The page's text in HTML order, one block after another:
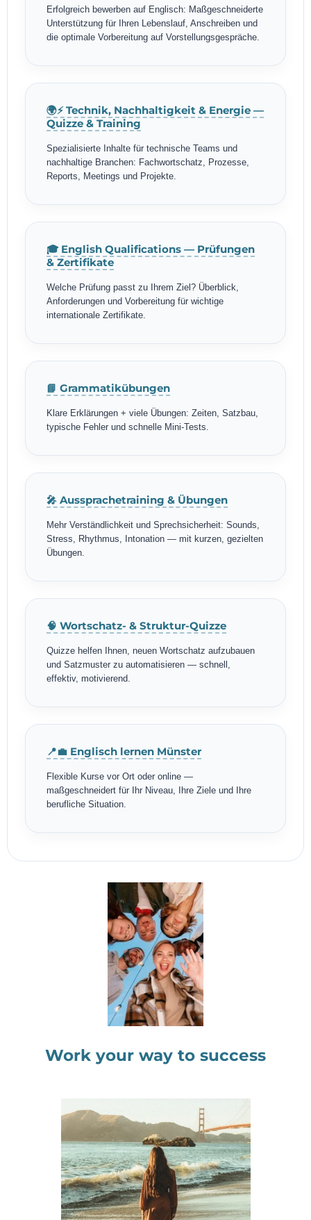
Erfolgreich bewerben auf Englisch: Maßgeschneiderte
Unterstützung für Ihren Lebenslauf, Anschreiben und
die optimale Vorbereitung auf Vorstellungsgespräche.
🌍⚡ Technik, Nachhaltigkeit & Energie —
Quizze & Training
Spezialisierte Inhalte für technische Teams und
nachhaltige Branchen: Fachwortschatz, Prozesse,
Reports, Meetings und Projekte.
🎓 English Qualifications — Prüfungen
& Zertifikate
Welche Prüfung passt zu Ihrem Ziel? Überblick,
Anforderungen und Vorbereitung für wichtige
internationale Zertifikate.
📘 Grammatikübungen
Klare Erklärungen + viele Übungen: Zeiten, Satzbau,
typische Fehler und schnelle Mini-Tests.
🎤 Aussprachetraining & Übungen
Mehr Verständlichkeit und Sprechsicherheit: Sounds,
Stress, Rhythmus, Intonation — mit kurzen, gezielten
Übungen.
🧠 Wortschatz- & Struktur-Quizze
Quizze helfen Ihnen, neuen Wortschatz aufzubauen
und Satzmuster zu automatisieren — schnell,
effektiv, motivierend.
📍💼 Englisch lernen Münster
Flexible Kurse vor Ort oder online —
maßgeschneidert für Ihr Niveau, Ihre Ziele und Ihre
berufliche Situation.
Work your way to success